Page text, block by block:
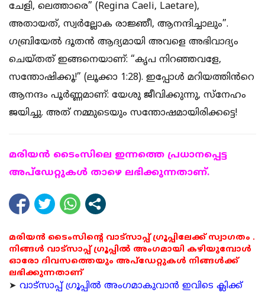
ചേളി, ലെത്താരെ” (Regina Caeli, Laetare),
അതായത്, സ്വർല്ലോക രാജ്ഞീ, ആനന്ദിച്ചാലും”.
ഗബ്രിയേൽ ദൂതൻ ആദ്യമായി അവളെ അഭിവാദ്യം
ചെയ്തത് ഇങ്ങനെയാണ്: “കൃപ നിറഞ്ഞവളേ,
സന്തോഷിക്കൂ!” (ലൂക്കാ 1:28). ഇപ്പോൾ മറിയത്തിൻറെ
ആനന്ദം പൂർണ്ണമാണ്: യേശു ജീവിക്കുന്നു, സ്നേഹം
ജയിച്ചു. അത് നമ്മുടെയും സന്തോഷമായിരിക്കട്ടെ!
മരിയന്‍ ടൈംസിലെ ഇന്നത്തെ പ്രധാനപ്പെട്ട
അപ്ഡേറ്റുകള്‍ താഴെ ലഭിക്കുന്നതാണ്.
മരിയൻ ടൈംസിന്റെ വാട്സാപ്പ് ഗ്രൂപ്പിലേക്ക് സ്വാഗതം .
നിങ്ങൾ വാട്സാപ്പ് ഗ്രൂപ്പിൽ അംഗമായി കഴിയുമ്പോൾ
ഓരോ ദിവസത്തെയും അപ്ഡേറ്റുകൾ നിങ്ങൾക്ക്
ലഭിക്കുന്നതാണ്
➤ വാട്സാപ്പ് ഗ്രൂപ്പിൽ അംഗമാകുവാൻ ഇവിടെ ക്ലിക്ക്